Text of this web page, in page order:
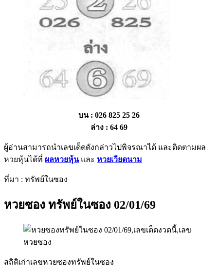
บน : 026 825 25 26
ล่าง : 64 69
ผู้อ่านสามารถนำเลขเด็ดดังกล่าวไปพิจรณาได้ และติดตามผล
หวยหุ้นได้ที่ ผลหวยหุ้นและ หวยเวียดนาม
ที่มา : ทรัพย์ในซอง
หวยซอง ทรัพย์ในซอง 02/01/69
สถิติเก่าเลขหวยซองทรัพย์ในซอง